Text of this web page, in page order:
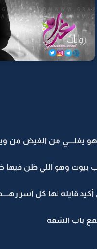
يغلــــي من الغيض من
بيوت وهو اللي ظن فيها
قايله لها كل
باب الشقه